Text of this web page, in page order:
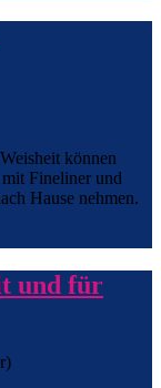
können
Fineliner und
Hause nehmen.
und für